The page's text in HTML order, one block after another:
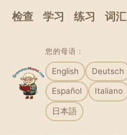
检查 学习 练习 词汇
您的母语：
English Deutsch
Español Italiano
日本語